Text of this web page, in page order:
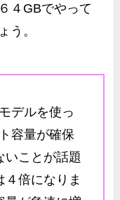
４GBでやって
う。
デルを使っ
容量が確保
いことが話題
４倍になりま